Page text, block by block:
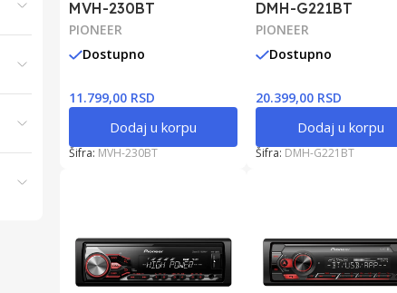
MVH-230BT
PIONEER
Dostupno
11.799,00 RSD
Dodaj u korpu
Šifra: MVH-230BT
DMH-G221BT
PIONEER
Dostupno
20.399,00 RSD
Dodaj u korpu
Šifra: DMH-G221BT